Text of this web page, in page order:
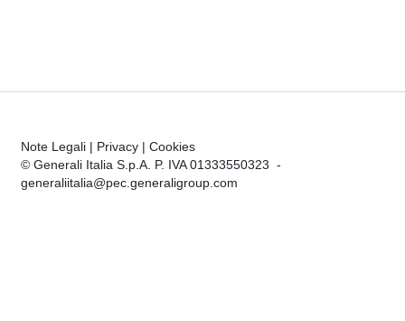
Note Legali | Privacy | Cookies
© Generali Italia S.p.A. P. IVA 01333550323 -
generaliitalia@pec.generaligroup.com